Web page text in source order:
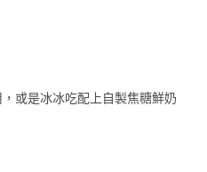
或是冰冰吃配上自製焦糖鮮奶